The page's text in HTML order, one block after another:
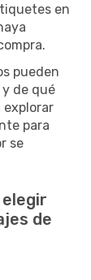
en
pueden
de qué
explorar
para
se
de